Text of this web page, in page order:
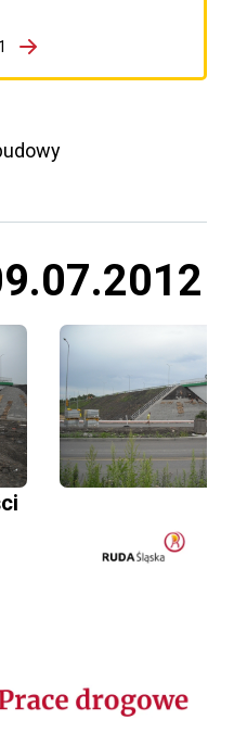
Przejdź do następnego